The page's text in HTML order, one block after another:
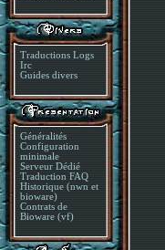
Traductions Logs
Irc
Guides divers
Généralités
Configuration
minimale
Serveur Dédié
Traduction FAQ
Historique (nwn et
bioware)
Contrats de
Bioware (vf)